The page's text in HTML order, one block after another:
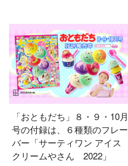
「おともだち」８・９・10月
号の付録は、６種類のフレー
バー「サーティワン アイス
クリームやさん 2022」